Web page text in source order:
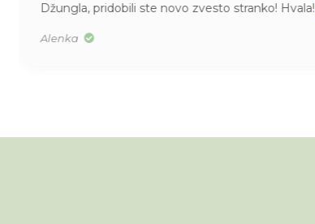
Džungla, pridobili ste novo zvesto stranko! Hvala!
Alenka